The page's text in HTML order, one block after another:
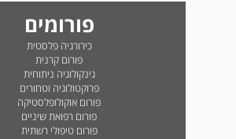
פורומים
כירורגיה פלסטית
פורום קרנית
גינקולוגיה ניתוחית
פרוקטולוגיה וטחורים
פורום אוקולופלסטיקה
פורום רפואת שיניים
פורום טיפולי רשתית